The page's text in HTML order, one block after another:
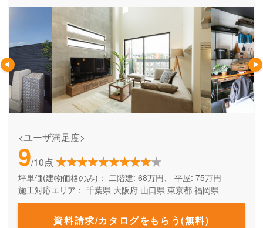
<ユーザ満足度>
9/10点
坪単価(建物価格のみ)： 二階建: 68万円、 平屋: 75万円
施工対応エリア： 千葉県 大阪府 山口県 東京都 福岡県
資料請求/カタログをもらう(無料)